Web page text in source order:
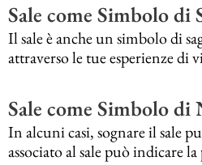
Sale come Simbolo di
Il sale è anche un simbolo di
attraverso le tue esperienze di
Sale come Simbolo
In alcuni casi, sognare il sale
associato al sale può indicare